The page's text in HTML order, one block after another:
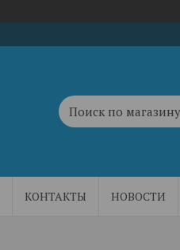
КОНТАКТЫ НОВОСТИ